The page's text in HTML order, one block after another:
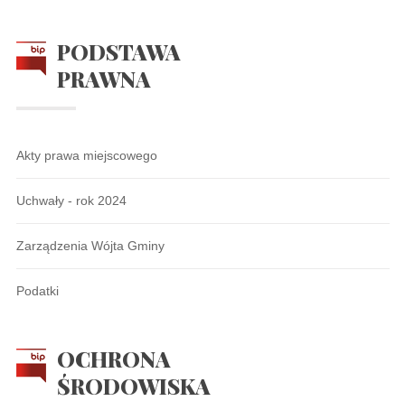
PODSTAWA
PRAWNA
Akty prawa miejscowego
Uchwały - rok 2024
Zarządzenia Wójta Gminy
Podatki
OCHRONA
ŚRODOWISKA